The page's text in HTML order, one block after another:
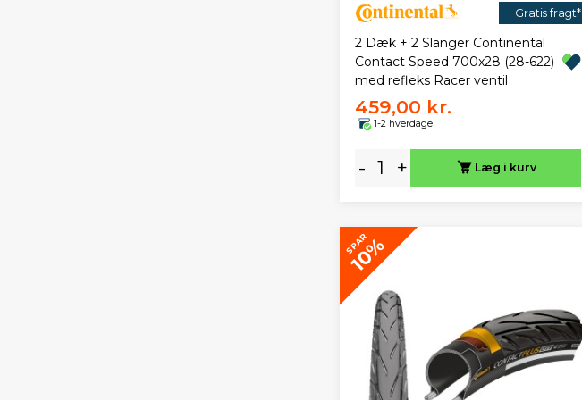
Gratis fragt*
2 Dæk + 2 Slanger Continental
Contact Speed 700x28 (28-622)
med refleks Racer ventil
459,00 kr.
1-2 hverdage
- + Læg i kurv
SPAR
10%